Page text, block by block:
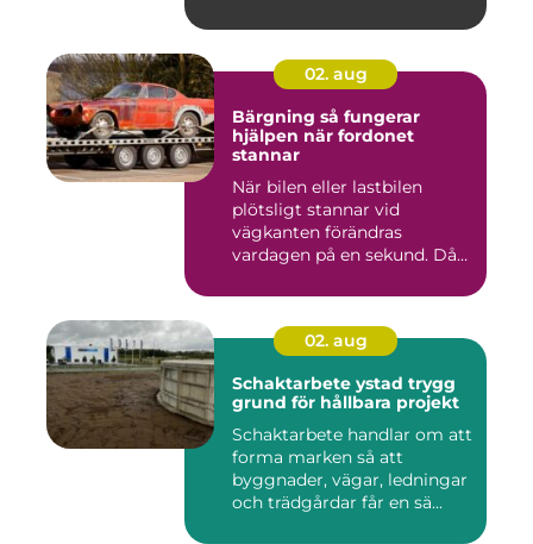
02. aug
Bärgning så fungerar
hjälpen när fordonet
stannar
När bilen eller lastbilen
plötsligt stannar vid
vägkanten förändras
vardagen på en sekund. Då
02. aug
Schaktarbete ystad trygg
grund för hållbara projekt
Schaktarbete handlar om att
forma marken så att
byggnader, vägar, ledningar
och trädgårdar får en sä...